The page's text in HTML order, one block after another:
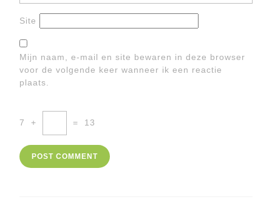
Site
Mijn naam, e-mail en site bewaren in deze browser
voor de volgende keer wanneer ik een reactie
plaats.
7 + = 13